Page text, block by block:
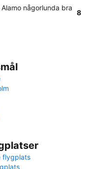
någorlunda bra
8
flygplats